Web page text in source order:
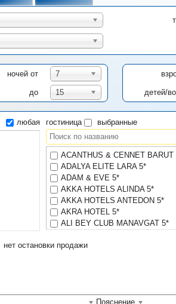
ночей от 7
до 15 детей/
любая
гостиница выбранные
ACANTHUS & CENNET
ADALYA ELITE LARA 5*
ADAM & EVE 5*
AKKA HOTELS ALINDA 5*
AKKA HOTELS ANTEDON 5*
AKRA HOTEL 5*
ALI BEY CLUB MANAVGAT 5*
AMARA PREMIER PALACE 5*
нет остановки продажи
Пояснение